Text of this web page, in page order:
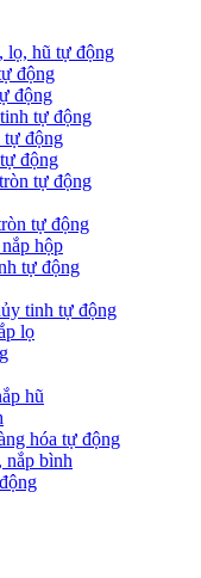
lọ, hũ tự động
động
động
tự động
tự động
động
tự động
tự động
hộp
tự động
tinh tự động
lọ
hũ
hóa tự động
nắp bình